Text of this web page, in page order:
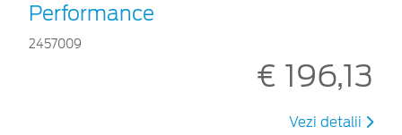
Performance
2457009
€ 196,13
Vezi detalii